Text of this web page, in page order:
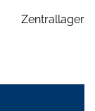
Zentrallager